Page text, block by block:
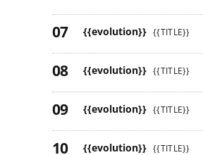
{{evolution}} {{TITLE}}
{{evolution}} {{TITLE}}
{{evolution}} {{TITLE}}
{{evolution}} {{TITLE}}